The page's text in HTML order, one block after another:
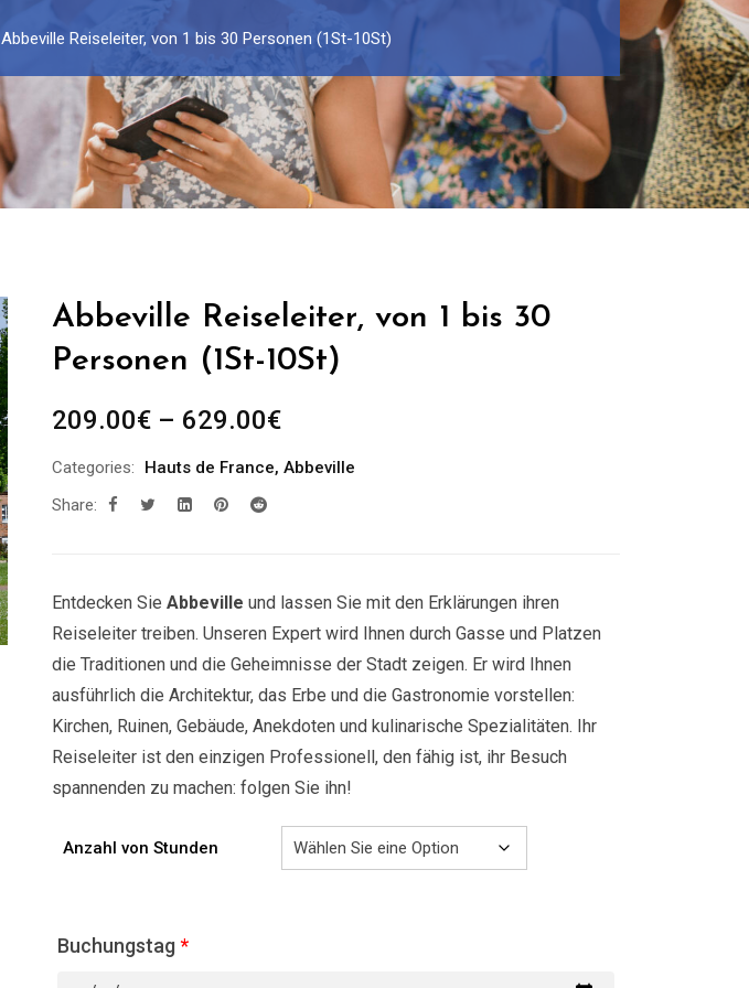
Abbeville Reiseleiter, von 1 bis 30 Personen (1St-10St)
Abbeville Reiseleiter, von 1 bis 30
Personen (1St-10St)
209.00€ – 629.00€Preisspanne:
bis
Categories: Hauts de France, Abbeville
Share:
Entdecken Sie Abbeville und lassen Sie mit den Erklärungen ihren
Reiseleiter treiben. Unseren Expert wird Ihnen durch Gasse und Platzen
die Traditionen und die Geheimnisse der Stadt zeigen. Er wird Ihnen
ausführlich die Architektur, das Erbe und die Gastronomie vorstellen:
Kirchen, Ruinen, Gebäude, Anekdoten und kulinarische Spezialitäten. Ihr
Reiseleiter ist den einzigen Professionell, den fähig ist, ihr Besuch
spannenden zu machen: folgen Sie ihn!
Anzahl von Stunden
Buchungstag*